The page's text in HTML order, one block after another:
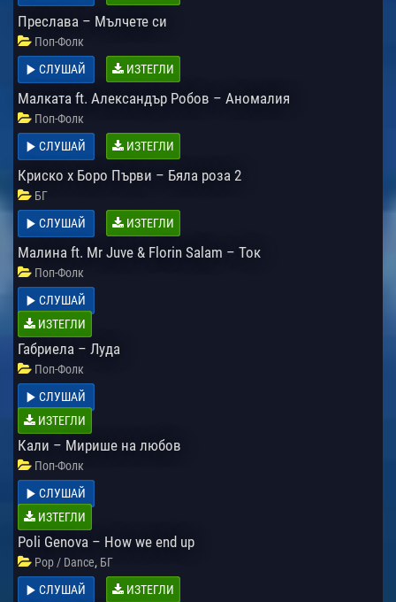
Преслава – Мълчете си
Поп-Фолк
СЛУШАЙ
ИЗТЕГЛИ
Малката ft. Александър Робов – Аномалия
Поп-Фолк
СЛУШАЙ
ИЗТЕГЛИ
Криско x Боро Първи – Бяла роза 2
БГ
СЛУШАЙ
ИЗТЕГЛИ
Малина ft. Mr Juve & Florin Salam – Ток
Поп-Фолк
СЛУШАЙ
ИЗТЕГЛИ
Габриела – Луда
Поп-Фолк
СЛУШАЙ
ИЗТЕГЛИ
Кали – Мирише на любов
Поп-Фолк
СЛУШАЙ
ИЗТЕГЛИ
Poli Genova – How we end up
Pop / Dance, БГ
СЛУШАЙ
ИЗТЕГЛИ